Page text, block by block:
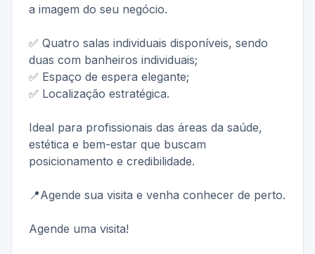
a imagem do seu negócio.
✅ Quatro salas individuais disponíveis, sendo
duas com banheiros individuais;
✅ Espaço de espera elegante;
✅ Localização estratégica.
Ideal para profissionais das áreas da saúde,
estética e bem-estar que buscam
posicionamento e credibilidade.
📍Agende sua visita e venha conhecer de perto.
Agende uma visita!